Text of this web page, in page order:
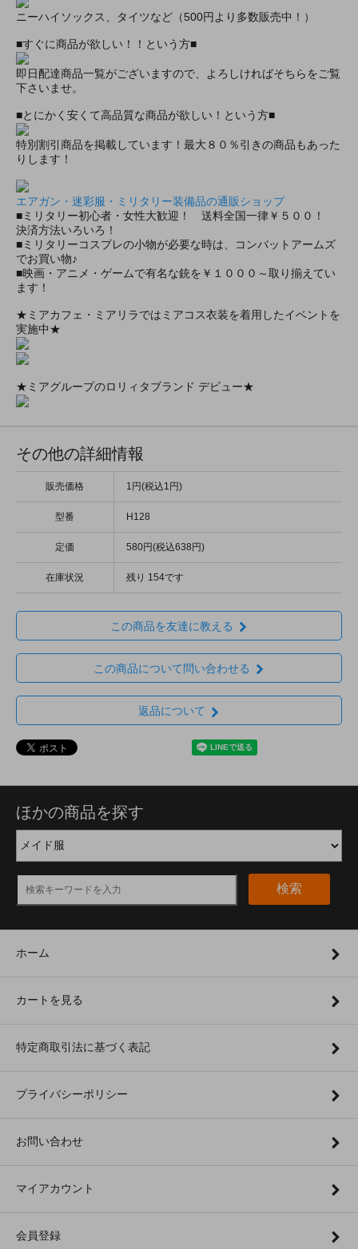
ニーハイソックス、タイツなど（500円より多数販売中！）
■すぐに商品が欲しい！！という方■
即日配達商品一覧がございますので、よろしければそちらをご覧
下さいませ。
■とにかく安くて高品質な商品が欲しい！という方■
特別割引商品を掲載しています！最大８０％引きの商品もあった
りします！
エアガン・迷彩服・ミリタリー装備品の通販ショップ
■ミリタリー初心者・女性大歓迎！ 送料全国一律￥５００！
決済方法いろいろ！
■ミリタリーコスプレの小物が必要な時は、コンバットアームズ
でお買い物♪
■映画・アニメ・ゲームで有名な銃を￥１０００～取り揃えてい
ます！
★ミアカフェ・ミアリラではミアコス衣装を着用したイベントを
実施中★
★ミアグループのロリィタブランド デビュー★
その他の詳細情報
販売価格 1円(税込1円)
型番 H128
定価 580円(税込638円)
在庫状況 残り 154です
この商品を友達に教える
この商品について問い合わせる
返品について
ほかの商品を探す
検索
ホーム
カートを見る
特定商取引法に基づく表記
プライバシーポリシー
お問い合わせ
マイアカウント
会員登録